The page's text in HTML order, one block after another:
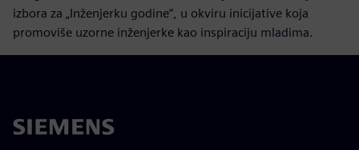
izbora za „Inženjerku godine“, u okviru inicijative koja
promoviše uzorne inženjerke kao inspiraciju mladima.